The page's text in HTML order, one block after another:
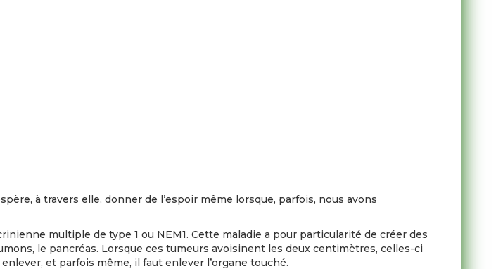
à travers elle, donner de l’espoir même lorsque, parfois, nous avons
multiple de type 1 ou NEM1. Cette maladie a pour particularité de créer des
le pancréas. Lorsque ces tumeurs avoisinent les deux centimètres, celles-ci
et parfois même, il faut enlever l’organe touché.